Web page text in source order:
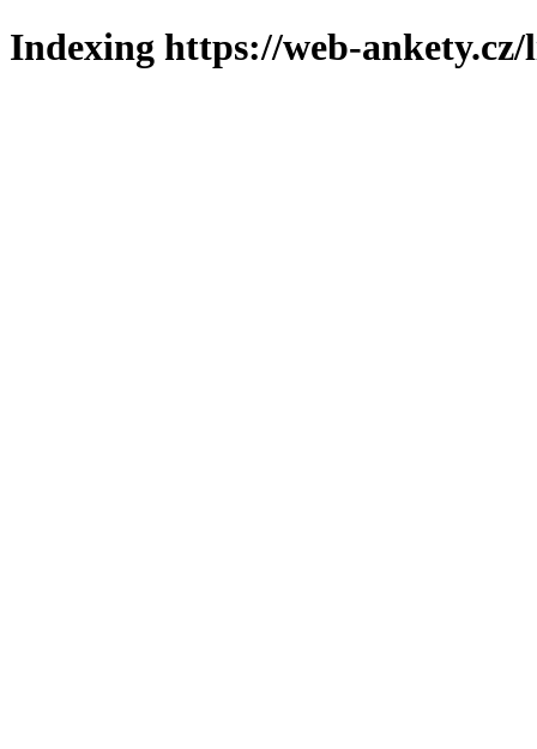
Indexing https://web-